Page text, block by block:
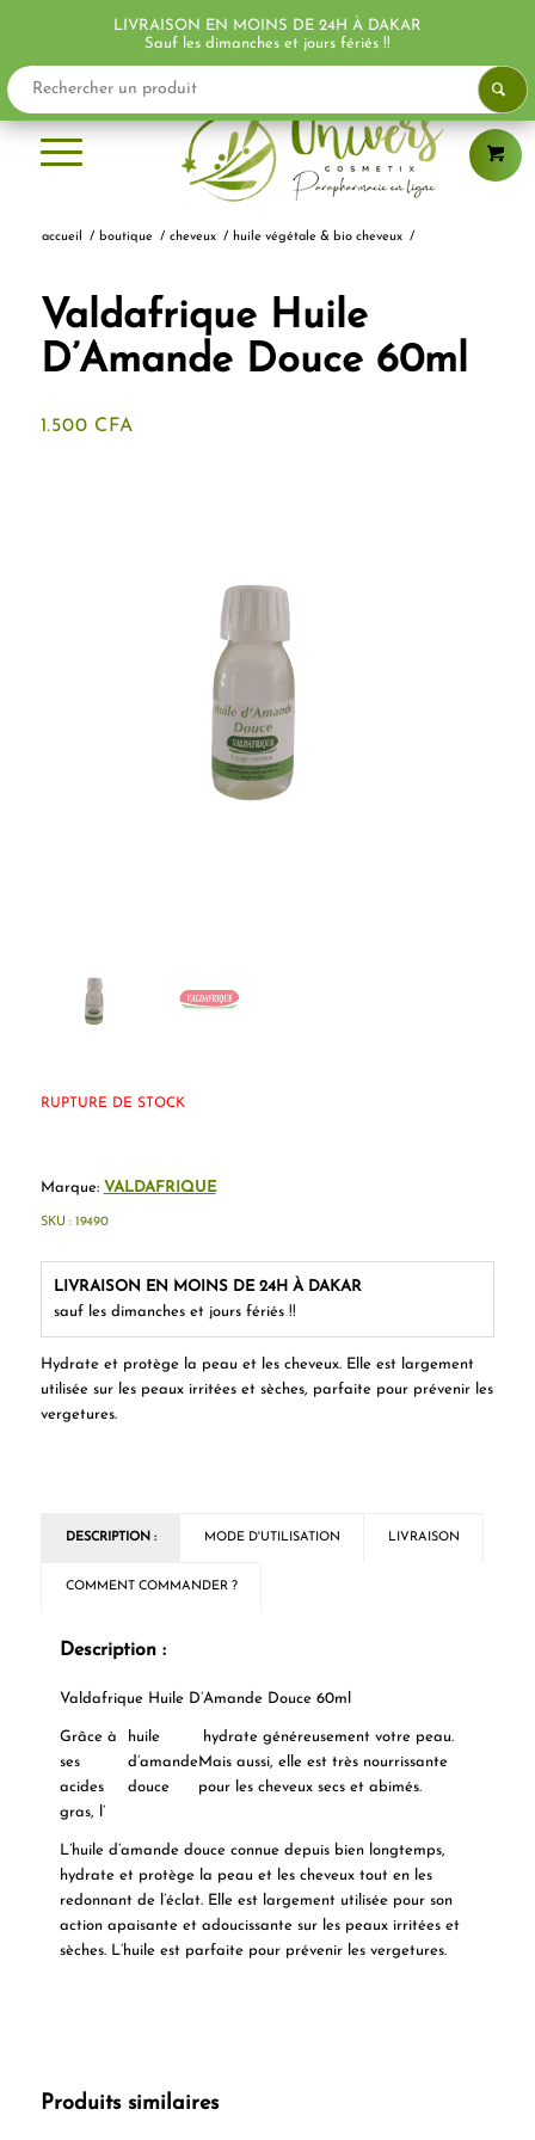
accueil / boutique / cheveux / huile végétale & bio cheveux /
Valdafrique Huile
D’Amande Douce 60ml
1.500 CFA
Hydrate et protège la peau et les cheveux. Elle est largement
utilisée sur les peaux irritées et sèches, parfaite pour prévenir les
vergetures.
RUPTURE DE STOCK
Marque: VALDAFRIQUE
LIVRAISON EN MOINS DE 24H À DAKAR
sauf les dimanches et jours fériés !!
SKU : 19490
DESCRIPTION : MODE D'UTILISATION LIVRAISON
COMMENT COMMANDER ?
Description :
Valdafrique Huile D’Amande Douce 60ml
Grâce à
ses
acides
gras, l’
huile
d’amande
douce
hydrate généreusement votre peau.
Mais aussi, elle est très nourrissante
pour les cheveux secs et abimés.
L’huile d’amande douce connue depuis bien longtemps,
hydrate et protège la peau et les cheveux tout en les
redonnant de l’éclat. Elle est largement utilisée pour son
action apaisante et adoucissante sur les peaux irritées et
sèches. L’huile est parfaite pour prévenir les vergetures.
Produits similaires
LIVRAISON EN MOINS DE 24H À DAKAR
Sauf les dimanches et jours fériés !!